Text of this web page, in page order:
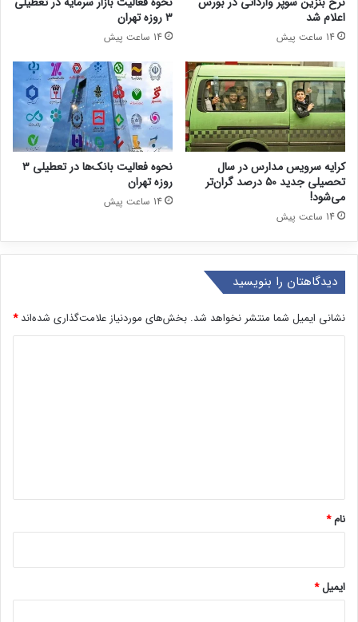
اعلام شد
14 ساعت پیش
۳ روزه تهران
14 ساعت پیش
کرایه سرویس مدارس در سال
تحصیلی جدید ۵۰ درصد گران‌تر
می‌شود!
14 ساعت پیش
نحوه فعالیت بانک‌ها در تعطیلی ۳
روزه تهران
14 ساعت پیش
دیدگاهتان را بنویسید
نشانی ایمیل شما منتشر نخواهد شد. بخش‌های موردنیاز علامت‌گذاری شده‌اند*
نام*
ایمیل*